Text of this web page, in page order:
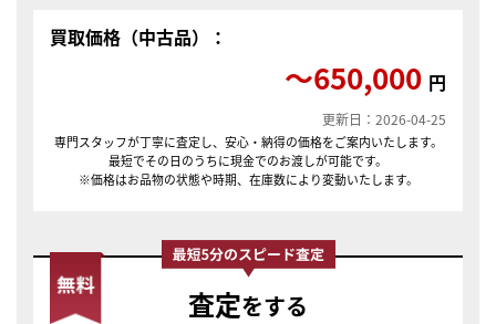
買取価格（中古品）：
〜650,000 円
更新日：2026-04-25
専門スタッフが丁寧に査定し、安心・納得の価格をご案内いたします。
最短でその日のうちに現金でのお渡しが可能です。
※価格はお品物の状態や時期、在庫数により変動いたします。
査定をする